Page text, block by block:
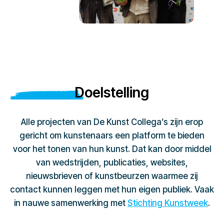
Doelstelling
Alle projecten van De Kunst Collega’s zijn erop
gericht om kunstenaars een platform te bieden
voor het tonen van hun kunst. Dat kan door middel
van wedstrijden, publicaties, websites,
nieuwsbrieven of kunstbeurzen waarmee zij
contact kunnen leggen met hun eigen publiek. Vaak
in nauwe samenwerking met Stichting Kunstweek.